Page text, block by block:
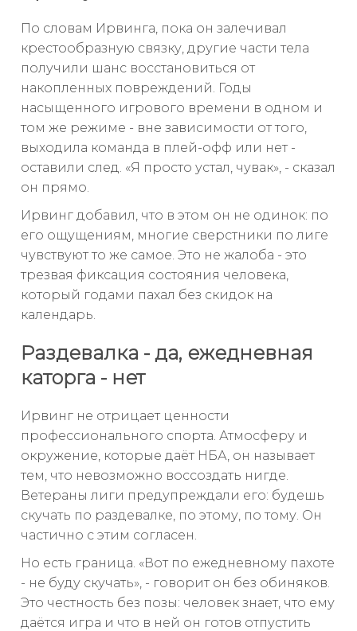
По словам Ирвинга, пока он залечивал
крестообразную связку, другие части тела
получили шанс восстановиться от
накопленных повреждений. Годы
насыщенного игрового времени в одном и
том же режиме - вне зависимости от того,
выходила команда в плей-офф или нет -
оставили след. «Я просто устал, чувак», - сказал
он прямо.
Ирвинг добавил, что в этом он не одинок: по
его ощущениям, многие сверстники по лиге
чувствуют то же самое. Это не жалоба - это
трезвая фиксация состояния человека,
который годами пахал без скидок на
календарь.
Раздевалка - да, ежедневная
каторга - нет
Ирвинг не отрицает ценности
профессионального спорта. Атмосферу и
окружение, которые даёт НБА, он называет
тем, что невозможно воссоздать нигде.
Ветераны лиги предупреждали его: будешь
скучать по раздевалке, по этому, по тому. Он
частично с этим согласен.
Но есть граница. «Вот по ежедневному пахоте
- не буду скучать», - говорит он без обиняков.
Это честность без позы: человек знает, что ему
даётся игра и что в ней он готов отпустить